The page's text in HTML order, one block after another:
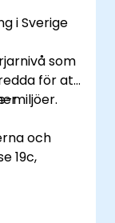
i Sverige
som
för att
miljöer.
och
19c,